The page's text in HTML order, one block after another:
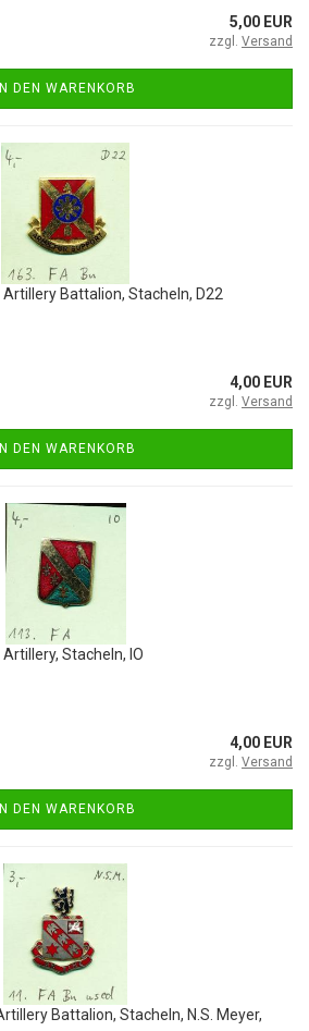
5,00 EUR
zzgl. Versand
IN DEN WARENKORB
Battalion, Stacheln, D22
4,00 EUR
zzgl. Versand
IN DEN WARENKORB
Stacheln, IO
4,00 EUR
zzgl. Versand
IN DEN WARENKORB
Battalion, Stacheln, N.S. Meyer,